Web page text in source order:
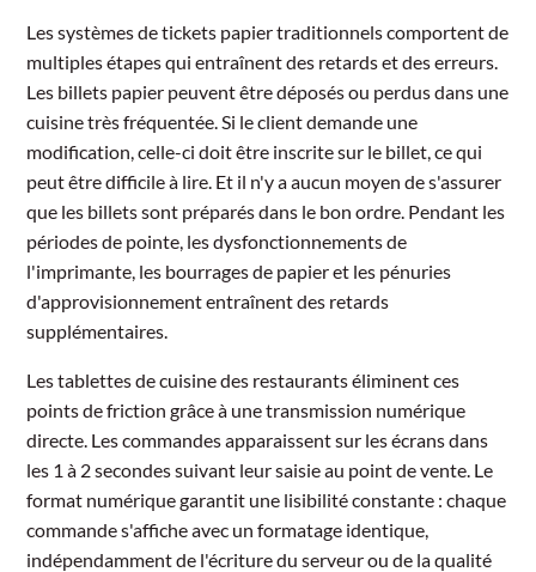
Les systèmes de tickets papier traditionnels comportent de
multiples étapes qui entraînent des retards et des erreurs.
Les billets papier peuvent être déposés ou perdus dans une
cuisine très fréquentée. Si le client demande une
modification, celle-ci doit être inscrite sur le billet, ce qui
peut être difficile à lire. Et il n'y a aucun moyen de s'assurer
que les billets sont préparés dans le bon ordre. Pendant les
périodes de pointe, les dysfonctionnements de
l'imprimante, les bourrages de papier et les pénuries
d'approvisionnement entraînent des retards
supplémentaires.
Les tablettes de cuisine des restaurants éliminent ces
points de friction grâce à une transmission numérique
directe. Les commandes apparaissent sur les écrans dans
les 1 à 2 secondes suivant leur saisie au point de vente. Le
format numérique garantit une lisibilité constante : chaque
commande s'affiche avec un formatage identique,
indépendamment de l'écriture du serveur ou de la qualité